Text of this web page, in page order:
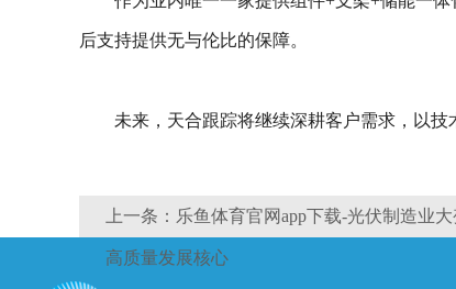
后支持提供无与伦比的保障。
未来，天合跟踪将继续深耕客户需求，以
上一条：乐鱼体育官网app下载-光伏制造业
高质量发展核心